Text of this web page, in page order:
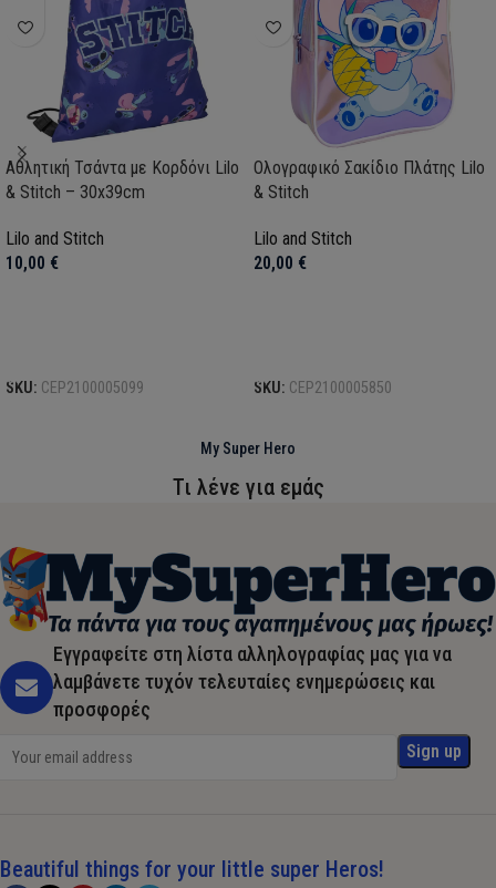
Αθλητική Τσάντα με Κορδόνι Lilo
& Stitch – 30x39cm
Lilo and Stitch
10,00 €
SKU: CEP2100005099
Ολογραφικό Σακίδιο Πλάτης Lilo
& Stitch
Lilo and Stitch
20,00 €
SKU: CEP2100005850
My Super Hero
Τι λένε για εμάς
Εγγραφείτε στη λίστα αλληλογραφίας μας για να
λαμβάνετε τυχόν τελευταίες ενημερώσεις και
προσφορές
Beautiful things for your little super Heros!